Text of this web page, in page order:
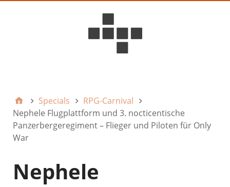
Specials
RPG-Carnival
Nephele Flugplattform und 3. nocticentische
Panzerbergeregiment – Flieger und Piloten für Only
War
Nephele